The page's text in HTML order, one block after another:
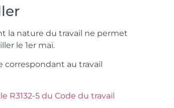
la nature du travail ne permet
le 1er mai.
correspondant au travail
R3132-5 du Code du travail